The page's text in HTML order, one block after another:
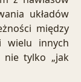
układów
między
wielu innych
nie tylko „jak